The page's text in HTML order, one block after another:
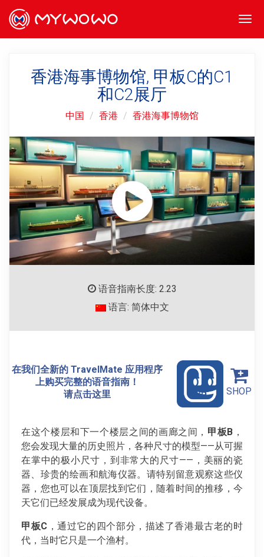
香港海事博物馆, 甲板C的C1
和C2展厅
中国 香港 香港海事博物馆
语音指南长度: 2.23
语言: 简体中文
在我们全新的 TravelMate 应用程序
上购买完整的语音指南！
请点击这里
SHOP
在这个楼层和下一个楼层之间的画廊之间， 甲板B ，
您会发现大量的历史照片，各种尺寸的模型——从可握
在掌中的极小尺寸，到非常大的尺寸——，美丽的瓷
器、珍贵的绘画和航海仪器。请特别留意观察这些仪
器，您也可以在顶层找到它们，随着时间的推移，今
天它们已经发展成为现代设备。
甲板C ，通过它的四个部分，描述了香港最古老的时
代，当时它只是一个渔村。